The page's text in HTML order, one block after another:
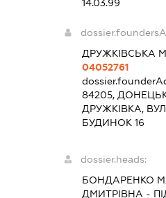
14.03.99
ДРУЖКІВСЬКА
04052761
84205,
ДРУЖКІВКА,
БУДИНОК 16
dossier.heads:
БОНДАРЕНКО
ДМИТРІВНА -